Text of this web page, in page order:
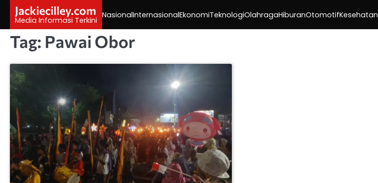
content
Jackiecilley.com
Media Informasi Terkini
NasionalInternasionalEkonomiTeknologiOlahragaHiburanOtomotifKesehatan
Tag: Pawai Obor